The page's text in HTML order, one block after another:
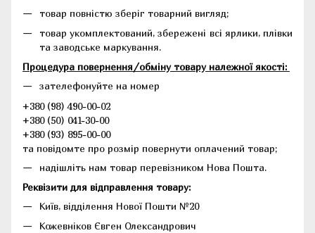
товар повністю зберіг товарний вигляд;
товар укомплектований, збережені всі ярлики, плівки
та заводське маркування.
Процедура повернення/обміну товару належної якості:
зателефонуйте на номер
+380 (98) 490-00-02
+380 (50) 041-30-00
+380 (93) 895-00-00
та повідомте про розмір повернути оплачений товар;
надішліть нам товар перевізником Нова Пошта.
Реквізити для відправлення товару:
Київ, відділення Нової Пошти №20
Кожевніков Євген Олександрович